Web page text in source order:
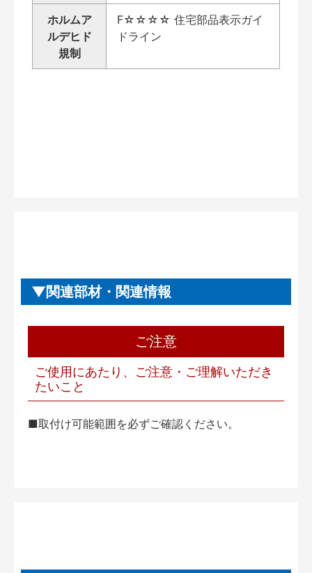
ホルムア
ルデヒド
規制
F☆☆☆☆ 住宅部品表示ガイ
ドライン
関連部材・関連情報
ご注意
ご使用にあたり、ご注意・ご理解いただき
たいこと
■取付け可能範囲を必ずご確認ください。